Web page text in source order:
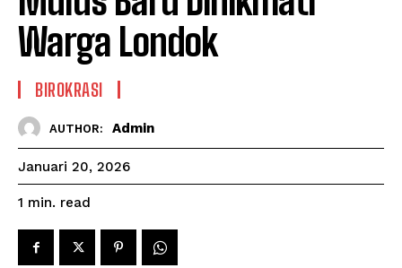
Warga Londok
BIROKRASI
AUTHOR: Admin
Januari 20, 2026
1 min. read